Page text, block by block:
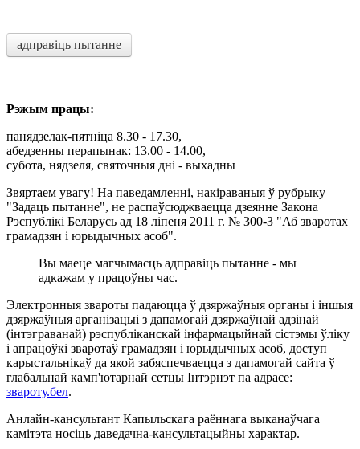
адправіць пытанне
Рэжым працы:
панядзелак-пятніца 8.30 - 17.30,
абедзенны перапынак: 13.00 - 14.00,
субота, нядзеля, святочныя дні - выхадны
Звяртаем увагу! На паведамленні, накіраваныя ў рубрыку
"Задаць пытанне", не распаўсюджваецца дзеянне Закона
Рэспублікі Беларусь ад 18 ліпеня 2011 г. № 300-З "Аб зваротах
грамадзян і юрыдычных асоб".
Вы маеце магчымасць адправіць пытанне - мы
адкажам у працоўны час.
Электронныя звароты падаюцца ў дзяржаўныя органы і іншыя
дзяржаўныя арганізацыі з дапамогай дзяржаўнай адзінай
(інтэграванай) рэспубліканскай інфармацыйнай сістэмы ўліку
і апрацоўкі зваротаў грамадзян і юрыдычных асоб, доступ
карыстальнікаў да якой забяспечваецца з дапамогай сайта ў
глабальнай камп'ютарнай сетцы Інтэрнэт па адрасе:
звароту.бел.
Анлайн-кансультант Капыльскага раённага выканаўчага
камітэта носіць даведачна-кансультацыйны характар.